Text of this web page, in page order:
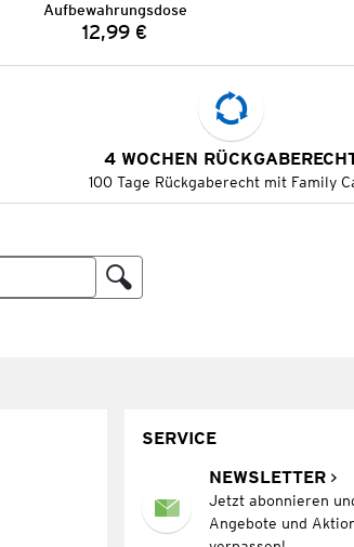
Aufbewahrungsdose
Preis:
12,99 €
4 WOCHEN
100 Tage Rückgaberecht mit Family
SERVICE
NEWSLETTER
Jetzt abonnieren
Angebote und